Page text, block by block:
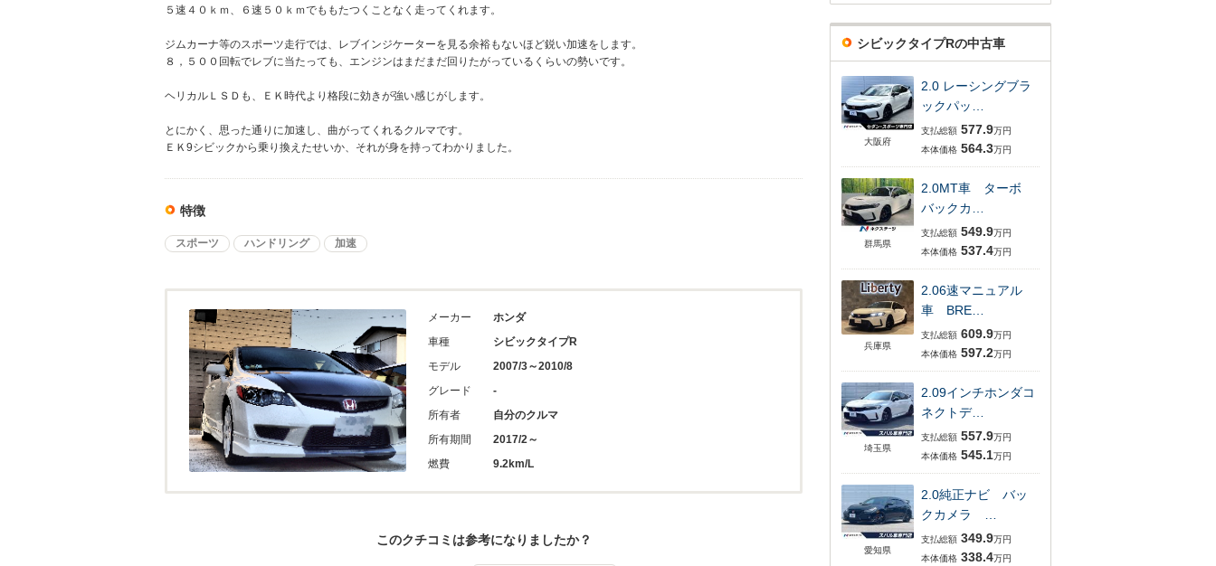
５速４０ｋｍ、６速５０ｋｍでももたつくことなく走ってくれます。
ジムカーナ等のスポーツ走行では、レブインジケーターを見る余裕もないほど鋭い加速をします。
８，５００回転でレブに当たっても、エンジンはまだまだ回りたがっているくらいの勢いです。
ヘリカルＬＳＤも、ＥＫ時代より格段に効きが強い感じがします。
とにかく、思った通りに加速し、曲がってくれるクルマです。
ＥＫ9シビックから乗り換えたせいか、それが身を持ってわかりました。
特徴
スポーツ ハンドリング 加速
メーカー
ホンダ
車種
シビックタイプR
モデル
2007/3～2010/8
グレード
-
所有者
自分のクルマ
所有期間
2017/2～
燃費
9.2km/L
このクチコミは参考になりましたか？
シビックタイプRの中古車
大阪府
2.0 レーシングブラ
ックパッ…
支払総額 577.9万円
本体価格 564.3万円
群馬県
2.0MT車 ターボ
バックカ…
支払総額 549.9万円
本体価格 537.4万円
兵庫県
2.06速マニュアル
車 BRE…
支払総額 609.9万円
本体価格 597.2万円
埼玉県
2.09インチホンダコ
ネクトデ…
支払総額 557.9万円
本体価格 545.1万円
愛知県
2.0純正ナビ バッ
クカメラ …
支払総額 349.9万円
本体価格 338.4万円